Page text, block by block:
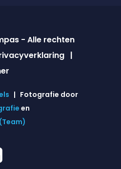
- Alle rechten
|
| Fotografie door
en